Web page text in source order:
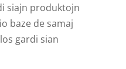
siajn produktojn
baze de samaj
gardi sian